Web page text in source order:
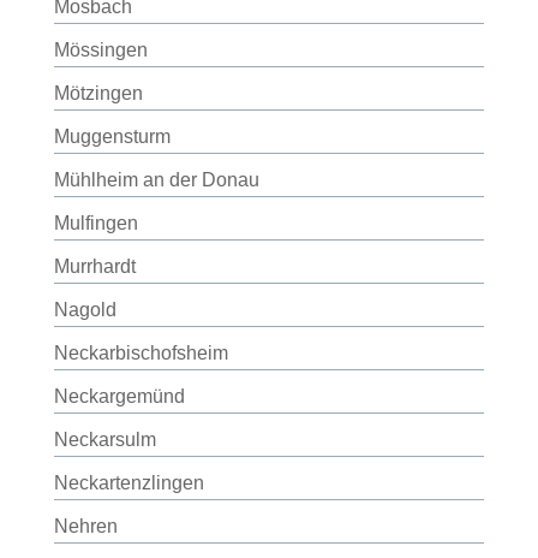
Mosbach
Mössingen
Mötzingen
Muggensturm
Mühlheim an der Donau
Mulfingen
Murrhardt
Nagold
Neckarbischofsheim
Neckargemünd
Neckarsulm
Neckartenzlingen
Nehren